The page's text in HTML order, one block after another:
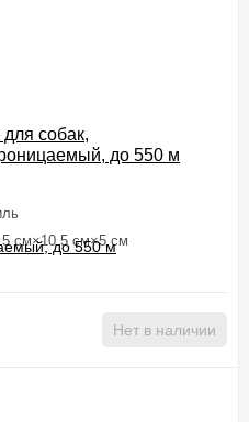
собак,
до 550 м
см×10.5 см×5 см
Нет в наличии